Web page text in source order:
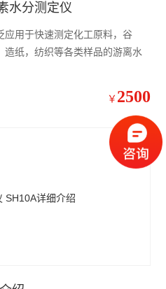
水分测定仪
应用于快速测定化工原料，谷
造纸，纺织等各类样品的游离水
￥ 2500